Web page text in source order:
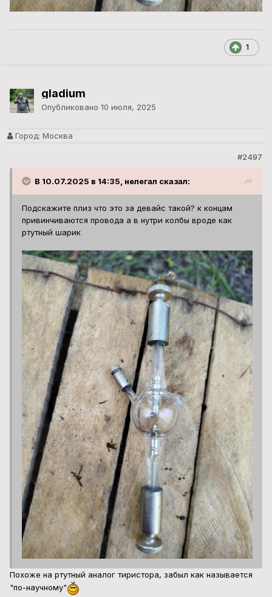
1
gladium
Опубликовано 10 июля, 2025
Город: Москва
#2497
В 10.07.2025 в 14:35, нелегал сказал:
Подскажите плиз что это за девайс такой? к концам
привинчиваются провода а в нутри колбы вроде как
ртутный шарик
Похоже на ртутный аналог тиристора, забыл как называется
"по-научному"